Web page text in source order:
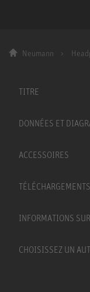
Neumann
TITRE
DONNÉES ET
ACCESSOIRES
TÉLÉCHARGEMENTS
INFORMATIONS
CHOISISSEZ UN